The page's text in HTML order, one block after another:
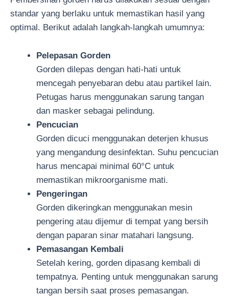
standar yang berlaku untuk memastikan hasil yang
optimal. Berikut adalah langkah-langkah umumnya:
Pelepasan Gorden
Gorden dilepas dengan hati-hati untuk
mencegah penyebaran debu atau partikel lain.
Petugas harus menggunakan sarung tangan
dan masker sebagai pelindung.
Pencucian
Gorden dicuci menggunakan deterjen khusus
yang mengandung desinfektan. Suhu pencucian
harus mencapai minimal 60°C untuk
memastikan mikroorganisme mati.
Pengeringan
Gorden dikeringkan menggunakan mesin
pengering atau dijemur di tempat yang bersih
dengan paparan sinar matahari langsung.
Pemasangan Kembali
Setelah kering, gorden dipasang kembali di
tempatnya. Penting untuk menggunakan sarung
tangan bersih saat proses pemasangan.